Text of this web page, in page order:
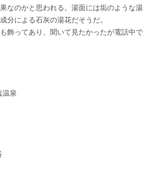
なのかと思われる。湯面には垢のような湯
分による石灰の湯花だそうだ。
飾ってあり、聞いて見たかったが電話中で
温泉